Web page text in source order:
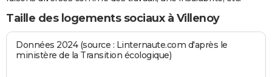
Taille des logements sociaux à Villenoy
Données 2024 (source : Linternaute.com d'après le
ministère de la Transition écologique)